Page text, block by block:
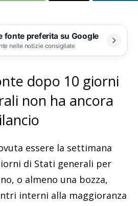
fonte preferita su Google
nelle notizie consigliate
dopo 10 giorni
non ha ancora
essere la settimana
di Stati generali per
o almeno una bozza,
interni alla maggioranza